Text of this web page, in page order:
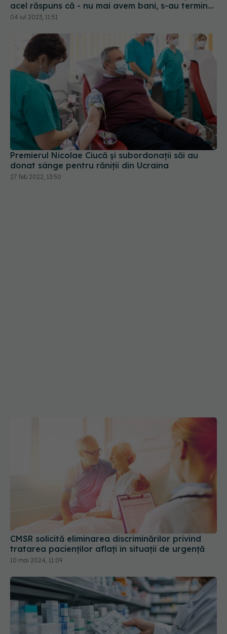
acel răspuns că - nu mai avem bani, s-au terminat
banii!
04 iul 2023, 11:51
Premierul Nicolae Ciucă și subordonații săi au
donat sânge pentru răniții din Ucraina
27 feb 2022, 13:50
CMSR solicită eliminarea discriminărilor privind
tratarea pacienților aflați în situații de urgență
10 mai 2024, 11:09